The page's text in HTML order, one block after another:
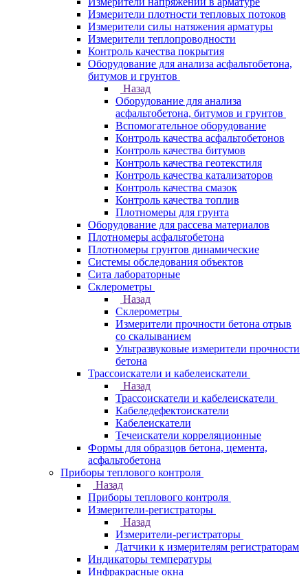
Измерители плотности тепловых потоков
Измерители силы натяжения арматуры
Измерители теплопроводности
Контроль качества покрытия
Оборудование для анализа асфальтобетона,
битумов и грунтов
Назад
Оборудование для анализа
асфальтобетона, битумов и грунтов
Вспомогательное оборудование
Контроль качества асфальтобетонов
Контроль качества битумов
Контроль качества геотекстиля
Контроль качества катализаторов
Контроль качества смазок
Контроль качества топлив
Плотномеры для грунта
Оборудование для рассева материалов
Плотномеры асфальтобетона
Плотномеры грунтов динамические
Системы обследования объектов
Сита лабораторные
Склерометры
Назад
Склерометры
Измерители прочности бетона отрыв
со скалыванием
Ультразвуковые измерители прочности
бетона
Трассоискатели и кабелеискатели
Назад
Трассоискатели и кабелеискатели
Кабеледефектоискатели
Кабелеискатели
Течеискатели корреляционные
Формы для образцов бетона, цемента,
асфальтобетона
Приборы теплового контроля
Назад
Приборы теплового контроля
Измерители-регистраторы
Назад
Измерители-регистраторы
Датчики к измерителям регистраторам
Индикаторы температуры
Инфракрасные окна